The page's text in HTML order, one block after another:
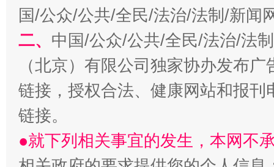
习近平的博鳌关键词
魏明亮
国/公众/公共/全民/法治/法制/新闻
二、 中国/公众/公共/全民/法治/法
（北京）有限公司独家协办发布
链接，授权合法、健康网站和报
链接。
●就下列相关事宜的发生，本网不